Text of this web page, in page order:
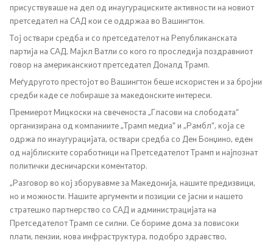
Министерства
СОЗР
Комисии
Органи во состав
Национални координатори
Генерален Секретаријат
Односи со јавност
Канцеларија на портпарол
присуствуваше на дел од инаугурациските активности на новиот
претседател на САД кои се оддржаа во Вашингтон.
Тој оствари средба и со претседателот на Републиканската
партија на САД, Мајкл Ватли со кого го проследија поздравниот
говор на американскиот претседател Доналд Трамп.
Меѓудругото престојот во Вашингтон беше искористен и за бројни
средби каде се лобираше за македонските интереси.
Премиерот Мицкоски на свеченоста „Гласови на слободата“
организирана од компаниите „Трамп медиа“ и „Рамбл“, која се
одржа по инаугурацијата, оствари средба со Ден Бонџино, еден
од најблиските соработници на Претседателот Трамп и најпознат
политички десничарски коментатор.
„Разговор во кој зборувавме за Македонија, нашите предизвици,
но и можности. Нашите аргументи и позиции се јасни и нашето
стратешко партнерство со САД и администрацијата на
Претседателот Трамп се силни. Се бориме дома за повисоки
плати, пензии, нова инфраструктура, подобро здравство,